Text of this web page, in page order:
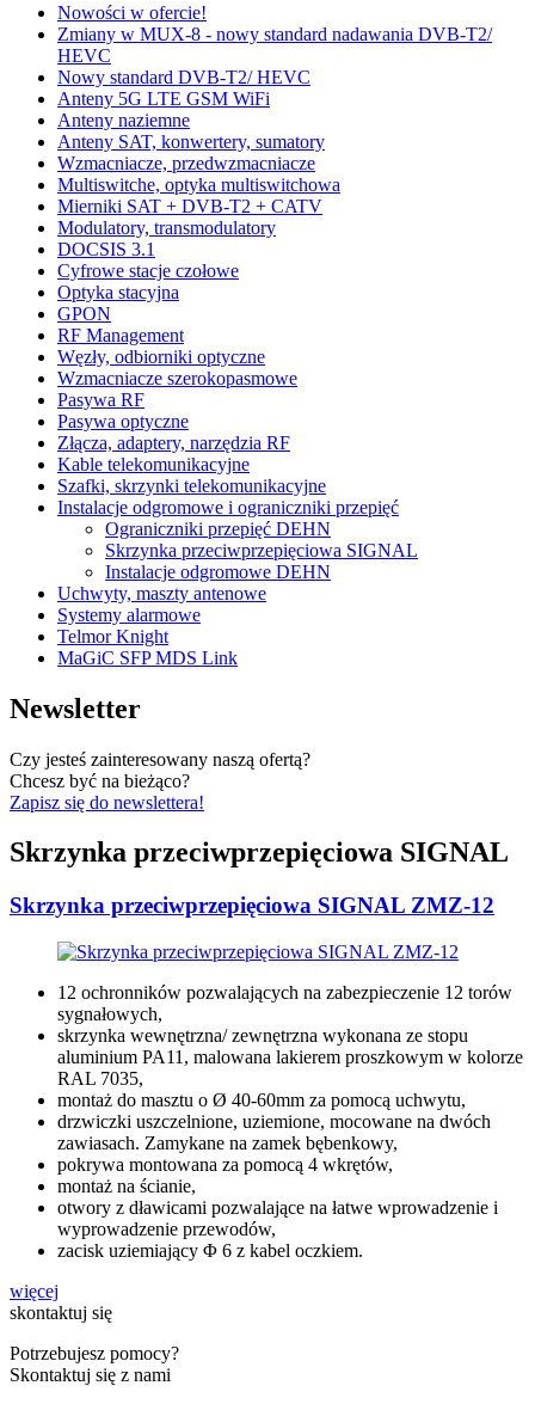
Nowości w ofercie!
Zmiany w MUX-8 - nowy standard nadawania DVB-T2/
HEVC
Nowy standard DVB-T2/ HEVC
Anteny 5G LTE GSM WiFi
Anteny naziemne
Anteny SAT, konwertery, sumatory
Wzmacniacze, przedwzmacniacze
Multiswitche, optyka multiswitchowa
Mierniki SAT + DVB-T2 + CATV
Modulatory, transmodulatory
DOCSIS 3.1
Cyfrowe stacje czołowe
Optyka stacyjna
GPON
RF Management
Węzły, odbiorniki optyczne
Wzmacniacze szerokopasmowe
Pasywa RF
Pasywa optyczne
Złącza, adaptery, narzędzia RF
Kable telekomunikacyjne
Szafki, skrzynki telekomunikacyjne
Instalacje odgromowe i ograniczniki przepięć
Ograniczniki przepięć DEHN
Skrzynka przeciwprzepięciowa SIGNAL
Instalacje odgromowe DEHN
Uchwyty, maszty antenowe
Systemy alarmowe
Telmor Knight
MaGiC SFP MDS Link
Newsletter
Czy jesteś zainteresowany naszą ofertą?
Chcesz być na bieżąco?
Zapisz się do newslettera!
Skrzynka przeciwprzepięciowa SIGNAL
Skrzynka przeciwprzepięciowa SIGNAL ZMZ-12
12 ochronników pozwalających na zabezpieczenie 12 torów
sygnałowych,
skrzynka wewnętrzna/ zewnętrzna wykonana ze stopu
aluminium PA11, malowana lakierem proszkowym w kolorze
RAL 7035,
montaż do masztu o Ø 40-60mm za pomocą uchwytu,
drzwiczki uszczelnione, uziemione, mocowane na dwóch
zawiasach. Zamykane na zamek bębenkowy,
pokrywa montowana za pomocą 4 wkrętów,
montaż na ścianie,
otwory z dławicami pozwalające na łatwe wprowadzenie i
wyprowadzenie przewodów,
zacisk uziemiający Φ 6 z kabel oczkiem.
więcej
skontaktuj się
Potrzebujesz pomocy?
Skontaktuj się z nami